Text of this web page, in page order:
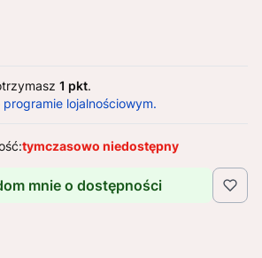
1 pkt.
programie lojalnościowym.
tymczasowo niedostępny
mnie o dostępności